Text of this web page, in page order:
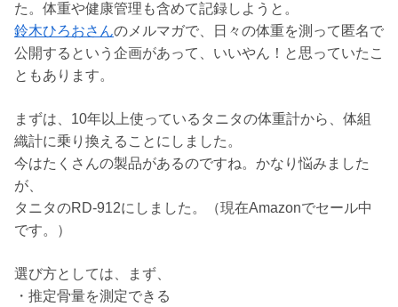
た。体重や健康管理も含めて記録しようと。
鈴木ひろおさんのメルマガで、日々の体重を測って匿名で
公開するという企画があって、いいやん！と思っていたこ
ともあります。
まずは、10年以上使っているタニタの体重計から、体組
織計に乗り換えることにしました。
今はたくさんの製品があるのですね。かなり悩みました
が、
タニタのRD-912にしました。（現在Amazonでセール中
です。）
選び方としては、まず、
・推定骨量を測定できる